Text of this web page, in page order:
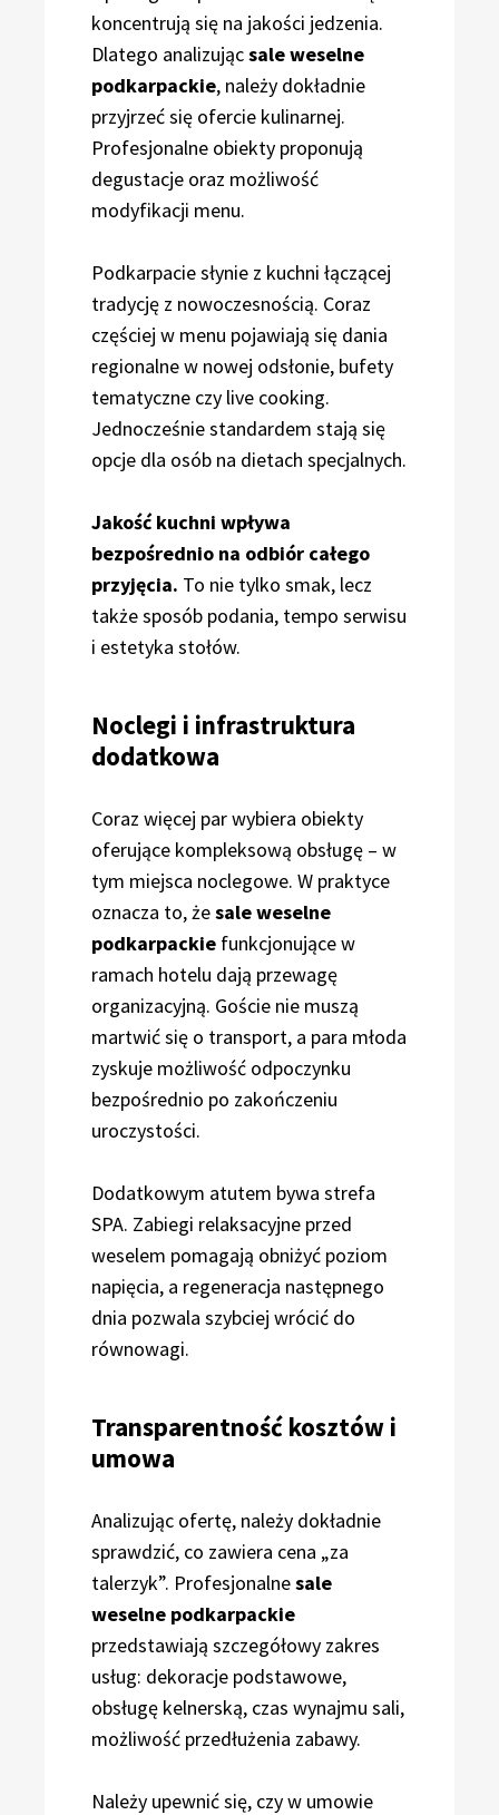
koncentrują się na jakości jedzenia.
Dlatego analizującsale weselne
podkarpackie, należy dokładnie
przyjrzeć się ofercie kulinarnej.
Profesjonalne obiekty proponują
degustacje oraz możliwość
modyfikacji menu.
Podkarpacie słynie z kuchni łączącej
tradycję z nowoczesnością. Coraz
częściej w menu pojawiają się dania
regionalne w nowej odsłonie, bufety
tematyczne czy live cooking.
Jednocześnie standardem stają się
opcje dla osób na dietach specjalnych.
Jakość kuchni wpływa
bezpośrednio na odbiór całego
przyjęcia. To nie tylko smak, lecz
także sposób podania, tempo serwisu
i estetyka stołów.
Noclegi i infrastruktura
dodatkowa
Coraz więcej par wybiera obiekty
oferujące kompleksową obsługę – w
tym miejsca noclegowe. W praktyce
oznacza to, żesale weselne
podkarpackie funkcjonujące w
ramach hotelu dają przewagę
organizacyjną. Goście nie muszą
martwić się o transport, a para młoda
zyskuje możliwość odpoczynku
bezpośrednio po zakończeniu
uroczystości.
Dodatkowym atutem bywa strefa
SPA. Zabiegi relaksacyjne przed
weselem pomagają obniżyć poziom
napięcia, a regeneracja następnego
dnia pozwala szybciej wrócić do
równowagi.
Transparentność kosztów i
umowa
Analizując ofertę, należy dokładnie
sprawdzić, co zawiera cena „za
talerzyk”. Profesjonalnesale
weselne podkarpackie
przedstawiają szczegółowy zakres
usług: dekoracje podstawowe,
obsługę kelnerską, czas wynajmu sali,
możliwość przedłużenia zabawy.
Należy upewnić się, czy w umowie